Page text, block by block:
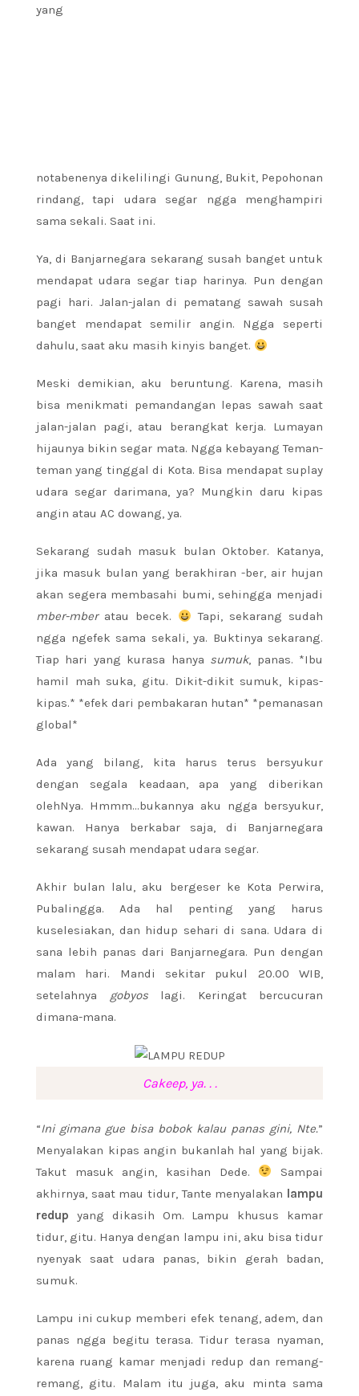
yang
notabenenya dikelilingi Gunung, Bukit, Pepohonan
rindang, tapi udara segar ngga menghampiri
sama sekali. Saat ini.
Ya, di Banjarnegara sekarang susah banget untuk
mendapat udara segar tiap harinya. Pun dengan
pagi hari. Jalan-jalan di pematang sawah susah
banget mendapat semilir angin. Ngga seperti
dahulu, saat aku masih kinyis banget.
Meski demikian, aku beruntung. Karena, masih
bisa menikmati pemandangan lepas sawah saat
jalan-jalan pagi, atau berangkat kerja. Lumayan
hijaunya bikin segar mata. Ngga kebayang Teman-
teman yang tinggal di Kota. Bisa mendapat suplay
udara segar darimana, ya? Mungkin daru kipas
angin atau AC dowang, ya.
Sekarang sudah masuk bulan Oktober. Katanya,
jika masuk bulan yang berakhiran -ber, air hujan
akan segera membasahi bumi, sehingga menjadi
mber-mberatau becek.
Tapi, sekarang sudah
ngga ngefek sama sekali, ya. Buktinya sekarang.
Tiap hari yang kurasa hanya sumuk, panas. *Ibu
hamil mah suka, gitu. Dikit-dikit sumuk, kipas-
kipas.* *efek dari pembakaran hutan* *pemanasan
global*
Ada yang bilang, kita harus terus bersyukur
dengan segala keadaan, apa yang diberikan
olehNya. Hmmm…bukannya aku ngga bersyukur,
kawan. Hanya berkabar saja, di Banjarnegara
sekarang susah mendapat udara segar.
Akhir bulan lalu, aku bergeser ke Kota Perwira,
Pubalingga. Ada hal penting yang harus
kuselesiakan, dan hidup sehari di sana. Udara di
sana lebih panas dari Banjarnegara. Pun dengan
malam hari. Mandi sekitar pukul 20.00 WIB,
setelahnya gobyoslagi. Keringat bercucuran
dimana-mana.
Cakeep, ya. . .
“Ini gimana gue bisa bobok kalau panas gini, Nte.”
Menyalakan kipas angin bukanlah hal yang bijak.
Takut masuk angin, kasihan Dede.
Sampai
akhirnya, saat mau tidur, Tante menyalakan lampu
redup yang dikasih Om. Lampu khusus kamar
tidur, gitu. Hanya dengan lampu ini, aku bisa tidur
nyenyak saat udara panas, bikin gerah badan,
sumuk.
Lampu ini cukup memberi efek tenang, adem, dan
panas ngga begitu terasa. Tidur terasa nyaman,
karena ruang kamar menjadi redup dan remang-
remang, gitu. Malam itu juga, aku minta sama